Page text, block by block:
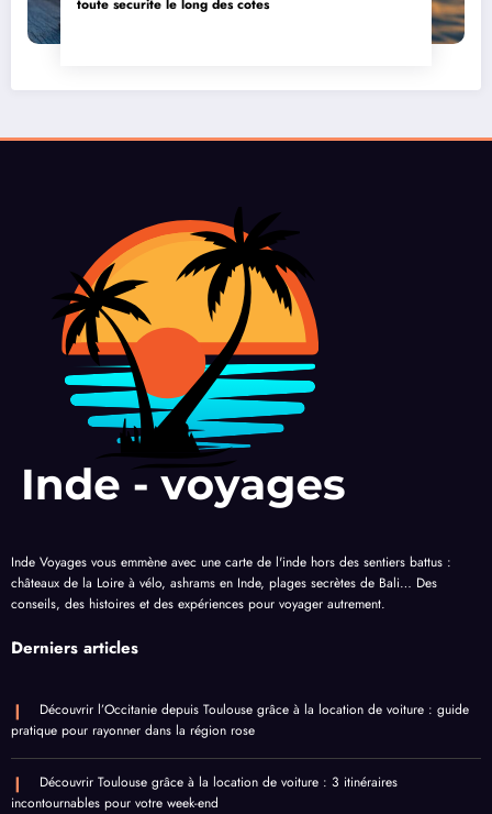
toute securite le long des cotes
Inde Voyages vous emmène avec une carte de l'inde hors des sentiers battus :
châteaux de la Loire à vélo, ashrams en Inde, plages secrètes de Bali… Des
conseils, des histoires et des expériences pour voyager autrement.
Derniers articles
Découvrir l’Occitanie depuis Toulouse grâce à la location de voiture : guide
pratique pour rayonner dans la région rose
Découvrir Toulouse grâce à la location de voiture : 3 itinéraires
incontournables pour votre week-end